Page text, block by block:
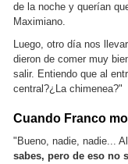
de la noche y querían
Maximiano.
Luego, otro día nos
dieron de comer muy
salir. Entiendo que al
central?¿La chimenea?"
Cuando Franco
"Bueno, nadie, nadie...
sabes, pero de eso no